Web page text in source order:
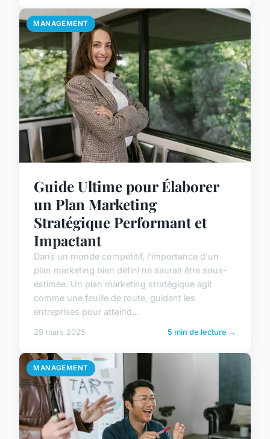
MANAGEMENT
Guide Ultime pour Élaborer
un Plan Marketing
Stratégique Performant et
Impactant
Dans un monde compétitif, l'importance d'un
plan marketing bien défini ne saurait être sous-
estimée. Un plan marketing stratégique agit
comme une feuille de route, guidant les
entreprises pour atteind...
29 mars 2025 5 min de lecture →
MANAGEMENT